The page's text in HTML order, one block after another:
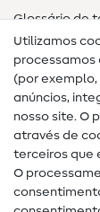
Glossário de
Guias de
Ajuda e
Contacto
Mudança de
Utilizamos
processamos
(por
anúncios,
nosso site. O
através de
terceiros que
O